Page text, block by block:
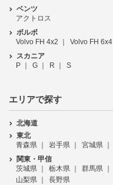
ベンツ
アクトロス
ボルボ
Volvo FH 4x2
Volvo FH 6x4
スカニア
P
G R S
エリアで探す
北海道
東北
青森県
岩手県 宮城県
関東・甲信
茨城県
栃木県 群馬県
山梨県
長野県